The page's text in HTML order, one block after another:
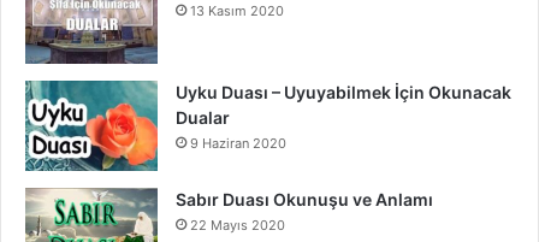
13 Kasım 2020
Uyku Duası – Uyuyabilmek İçin Okunacak
Dualar
9 Haziran 2020
Sabır Duası Okunuşu ve Anlamı
22 Mayıs 2020